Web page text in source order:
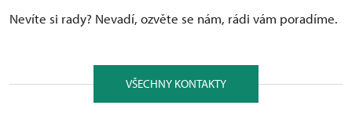
Nevíte si rady? Nevadí, ozvěte se nám, rádi vám poradíme.
VŠECHNY KONTAKTY